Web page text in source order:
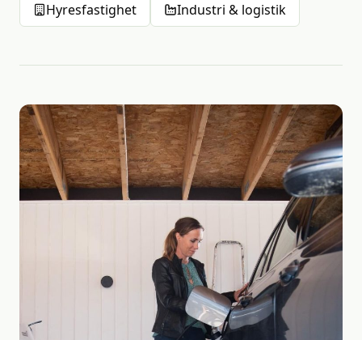
Hyresfastighet
Industri & logistik
Effektiv lösning